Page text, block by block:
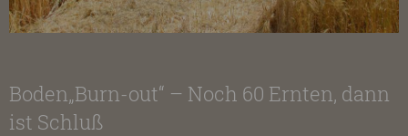
Boden„Burn-out“ – Noch 60 Ernten, dann
ist Schluß